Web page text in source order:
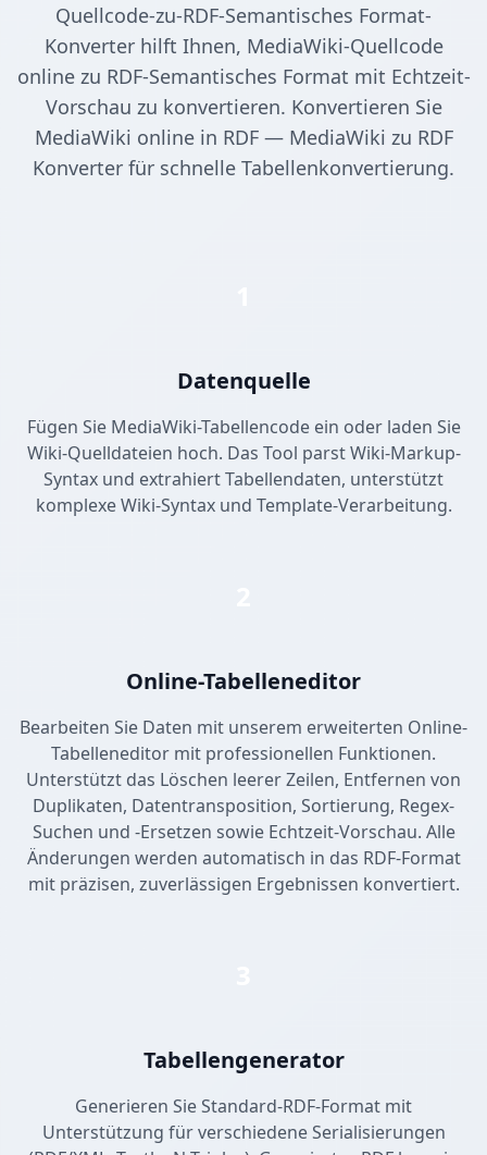
Quellcode-zu-RDF-Semantisches Format-
Konverter hilft Ihnen, MediaWiki-Quellcode
online zu RDF-Semantisches Format mit Echtzeit-
Vorschau zu konvertieren. Konvertieren Sie
MediaWiki online in RDF — MediaWiki zu RDF
Konverter für schnelle Tabellenkonvertierung.
Datenquelle
Fügen Sie MediaWiki-Tabellencode ein oder laden Sie
Wiki-Quelldateien hoch. Das Tool parst Wiki-Markup-
Syntax und extrahiert Tabellendaten, unterstützt
komplexe Wiki-Syntax und Template-Verarbeitung.
Online-Tabelleneditor
Bearbeiten Sie Daten mit unserem erweiterten Online-
Tabelleneditor mit professionellen Funktionen.
Unterstützt das Löschen leerer Zeilen, Entfernen von
Duplikaten, Datentransposition, Sortierung, Regex-
Suchen und -Ersetzen sowie Echtzeit-Vorschau. Alle
Änderungen werden automatisch in das RDF-Format
mit präzisen, zuverlässigen Ergebnissen konvertiert.
Tabellengenerator
Generieren Sie Standard-RDF-Format mit
Unterstützung für verschiedene Serialisierungen